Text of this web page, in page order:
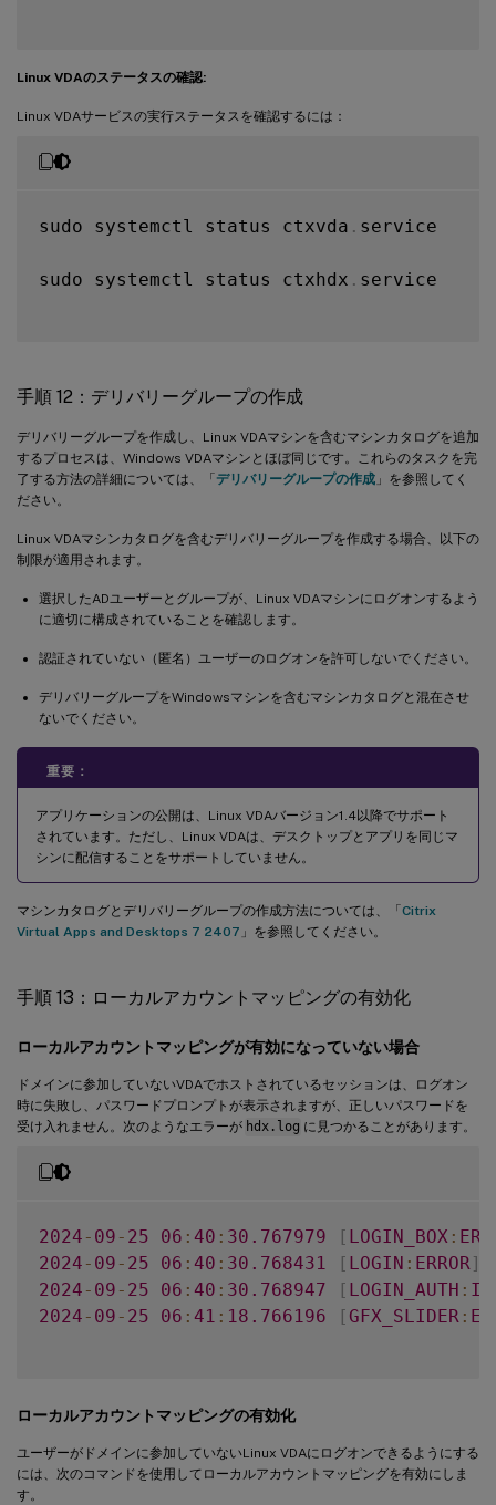
Linux VDAのステータスの確認:
Linux VDAサービスの実行ステータスを確認するには：
sudo systemctl status ctxvda . service
sudo systemctl status ctxhdx . service
手順 12：デリバリーグループの作成
デリバリーグループを作成し、Linux VDAマシンを含むマシンカタログを追加
するプロセスは、Windows VDAマシンとほぼ同じです。これらのタスクを完
了する方法の詳細については、「 デリバリーグループの作成 」を参照してく
ださい。
Linux VDAマシンカタログを含むデリバリーグループを作成する場合、以下の
制限が適用されます。
選択したADユーザーとグループが、Linux VDAマシンにログオンするよう
に適切に構成されていることを確認します。
認証されていない（匿名）ユーザーのログオンを許可しないでください。
デリバリーグループをWindowsマシンを含むマシンカタログと混在させ
ないでください。
重要：
アプリケーションの公開は、Linux VDAバージョン1.4以降でサポート
されています。ただし、Linux VDAは、デスクトップとアプリを同じマ
シンに配信することをサポートしていません。
マシンカタログとデリバリーグループの作成方法については、「 Citrix
Virtual Apps and Desktops 7 2407 」を参照してください。
手順 13：ローカルアカウントマッピングの有効化
ローカルアカウントマッピングが有効になっていない場合
ドメインに参加していないVDAでホストされているセッションは、ログオン
時に失敗し、パスワードプロンプトが表示されますが、正しいパスワードを
受け入れません。次のようなエラーが hdx.log に見つかることがあります。
2024 - 09 - 25 06 : 40 : 30.767979 [ LOGIN_BOX :
2024 - 09 - 25 06 : 40 : 30.768431 [ LOGIN : ERROR]
2024 - 09 - 25 06 : 40 : 30.768947 [ LOGIN_AUTH :
2024 - 09 - 25 06 : 41 : 18.766196 [ GFX_SLIDER :
ローカルアカウントマッピングの有効化
ユーザーがドメインに参加していないLinux VDAにログオンできるようにする
には、次のコマンドを使用してローカルアカウントマッピングを有効にしま
す。